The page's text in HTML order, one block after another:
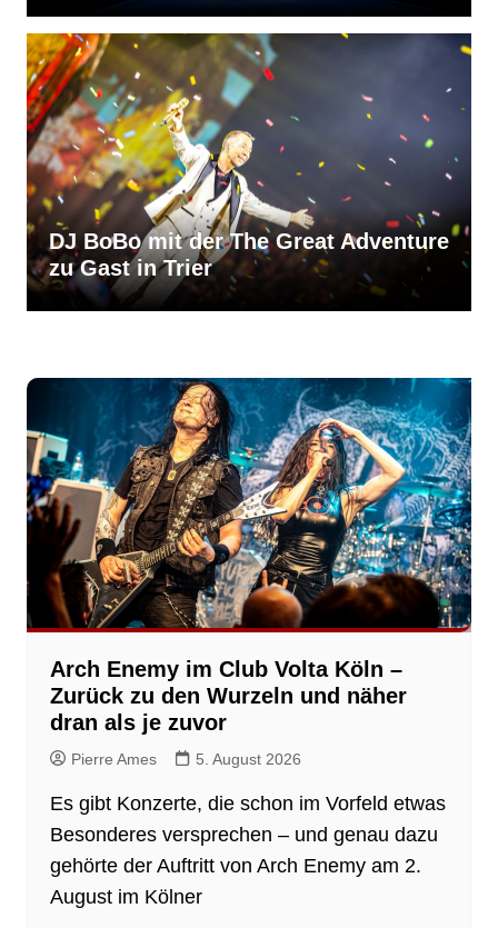
DJ BoBo mit der The Great Adventure
zu Gast in Trier
Arch Enemy im Club Volta Köln –
Zurück zu den Wurzeln und näher
dran als je zuvor
Pierre Ames 5. August 2026
Es gibt Konzerte, die schon im Vorfeld etwas
Besonderes versprechen – und genau dazu
gehörte der Auftritt von Arch Enemy am 2.
August im Kölner